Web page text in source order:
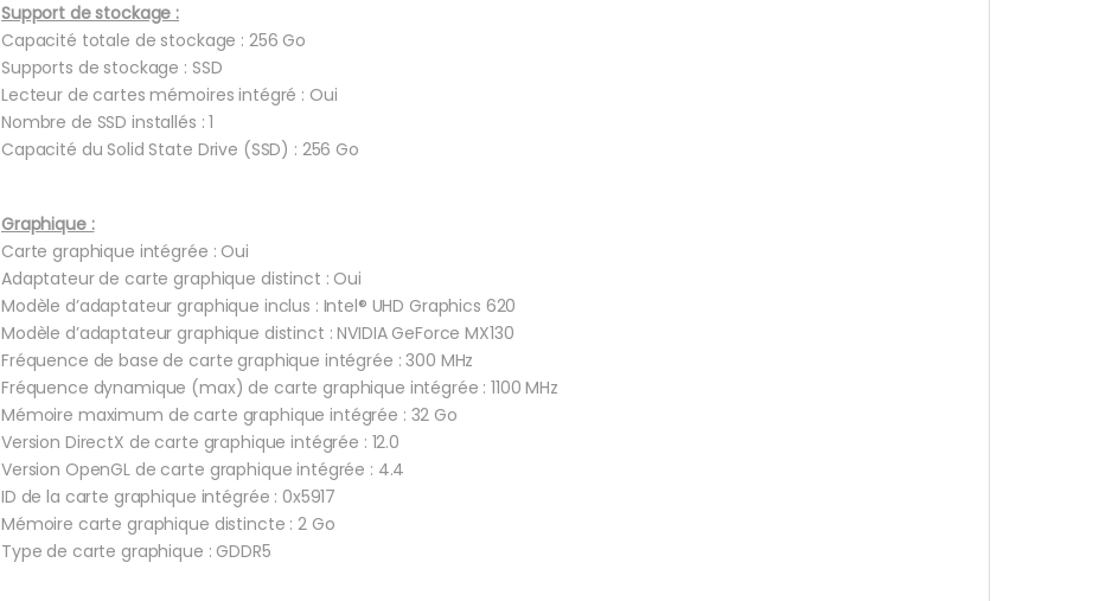
Support de stockage :
Capacité totale de stockage : 256 Go
Supports de stockage : SSD
Lecteur de cartes mémoires intégré : Oui
Nombre de SSD installés : 1
Capacité du Solid State Drive (SSD) : 256 Go
Graphique :
Carte graphique intégrée : Oui
Adaptateur de carte graphique distinct : Oui
Modèle d’adaptateur graphique inclus : Intel® UHD Graphics 620
Modèle d’adaptateur graphique distinct : NVIDIA GeForce MX130
Fréquence de base de carte graphique intégrée : 300 MHz
Fréquence dynamique (max) de carte graphique intégrée : 1100 MHz
Mémoire maximum de carte graphique intégrée : 32 Go
Version DirectX de carte graphique intégrée : 12.0
Version OpenGL de carte graphique intégrée : 4.4
ID de la carte graphique intégrée : 0x5917
Mémoire carte graphique distincte : 2 Go
Type de carte graphique : GDDR5